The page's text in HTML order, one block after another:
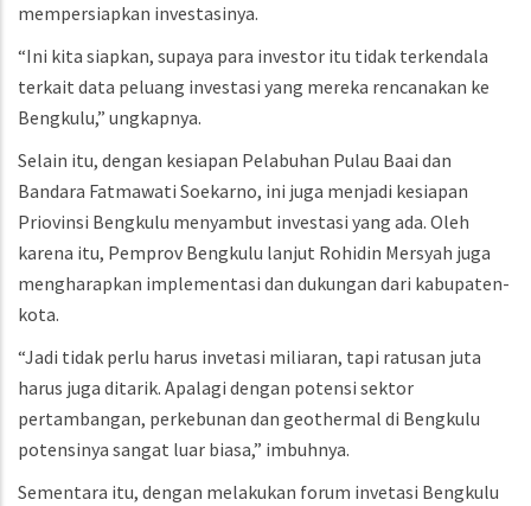
mempersiapkan investasinya.
“Ini kita siapkan, supaya para investor itu tidak terkendala
terkait data peluang investasi yang mereka rencanakan ke
Bengkulu,” ungkapnya.
Selain itu, dengan kesiapan Pelabuhan Pulau Baai dan
Bandara Fatmawati Soekarno, ini juga menjadi kesiapan
Priovinsi Bengkulu menyambut investasi yang ada. Oleh
karena itu, Pemprov Bengkulu lanjut Rohidin Mersyah juga
mengharapkan implementasi dan dukungan dari kabupaten-
kota.
“Jadi tidak perlu harus invetasi miliaran, tapi ratusan juta
harus juga ditarik. Apalagi dengan potensi sektor
pertambangan, perkebunan dan geothermal di Bengkulu
potensinya sangat luar biasa,” imbuhnya.
Sementara itu, dengan melakukan forum invetasi Bengkulu